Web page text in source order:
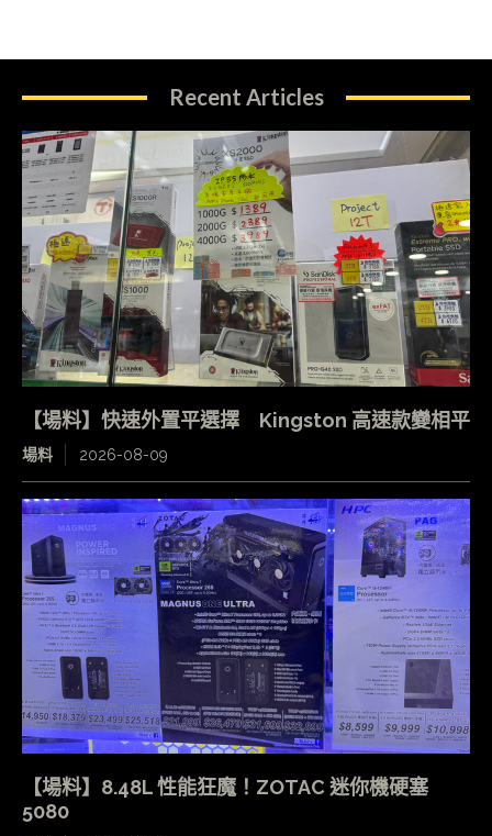
Recent Articles
【場料】快速外置平選擇 Kingston 高速款變相平
場料 2026-08-09
【場料】8.48L 性能狂魔！ZOTAC 迷你機硬塞
5080